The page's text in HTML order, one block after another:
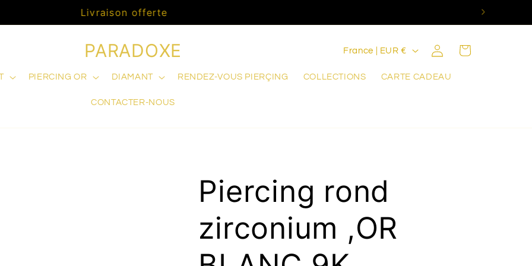
Livraison offerte
PARADOXE
PIERCING OR DIAMANT RENDEZ-VOUS PIERÇING COLLECTIONS CARTE CADEAU
CONTACTER-NOUS
P
a
é
g
i
France | EUR € ConnexionPanier
Piercing rond
zirconium ,OR